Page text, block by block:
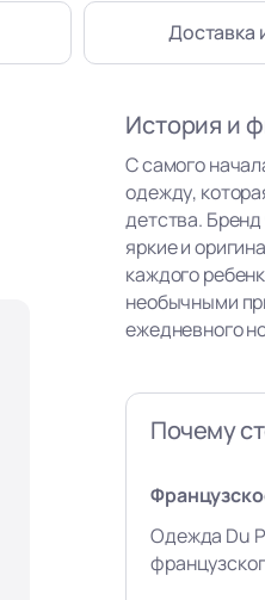
Доставка
История и
С самого
одежду,
детства.
яркие и
каждого
необычными
ежедневного
Почему
Одежда Du